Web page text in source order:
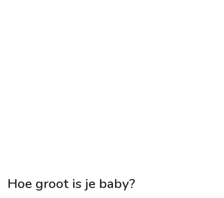
Hoe groot is je baby?